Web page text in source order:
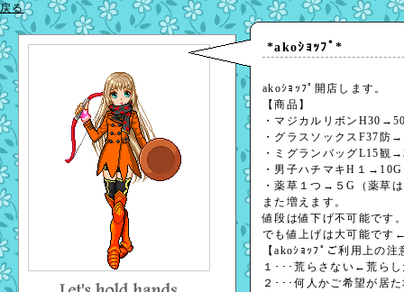
戻る
*akoｼｮｯﾌﾟ*
akoｼｮｯﾌﾟ開店します。
【商品】
・マジカルリボン
・グラスソックスF37防
・ミグランバッグL15観
・男子ハチマキH１→10G
・薬草１つ→５G（
また増えます。
値段は値下げ不可能です
でも値上げは大可能です
【akoｼｮｯﾌﾟご利用上の
１･･･荒らさない←荒ら
２･･･何人かご希望が居